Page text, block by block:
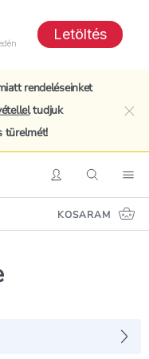
Letöltés
rendeléseinket
tudjuk
türelmét!
BelépésKeresés
KOSARAM